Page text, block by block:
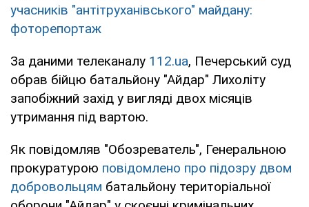
учасників "антітруханівського" майдану:
фоторепортаж
За даними телеканалу 112.ua, Печерський суд
обрав бійцю батальйону "Айдар" Лихоліту
запобіжний захід у вигляді двох місяців
утримання під вартою.
Як повідомляв "Обозреватель", Генеральною
прокуратурою повідомлено про підозру двом
добровольцям батальйону територіальної